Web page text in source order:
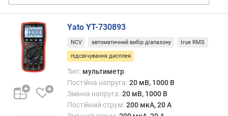
м
а
к
с
.
р
о
Yato YT-730893
NCV автоматичний вибір діапазону true RMS
підсвічування дисплея
Тип: мультиметр
Постійна напруга: 20 мВ, 1000 В
Змінна напруга: 20 мВ, 1000 В
Постійний струм: 200 мкА, 20 А